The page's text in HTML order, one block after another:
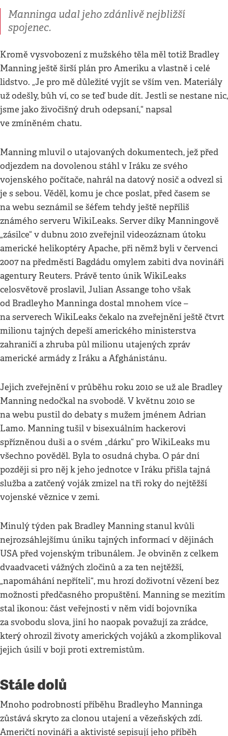
Manninga udal jeho zdánlivě nejbližší
spojenec.
Kromě vysvobození z mužského těla měl totiž Bradley
Manning ještě širší plán pro Ameriku a vlastně i celé
lidstvo. „Je pro mě důležité vyjít se vším ven. Materiály
už odešly, bůh ví, co se teď bude dít. Jestli se nestane nic,
jsme jako živočišný druh odepsaní,“ napsal
ve zmíněném chatu.
Manning mluvil o utajovaných dokumentech, jež před
odjezdem na dovolenou stáhl v Iráku ze svého
vojenského počítače, nahrál na datový nosič a odvezl si
je s sebou. Věděl, komu je chce poslat, před časem se
na webu seznámil se šéfem tehdy ještě nepříliš
známého serveru WikiLeaks. Server díky Manningově
„zásilce“ v dubnu 2010 zveřejnil videozáznam útoku
americké helikoptéry Apache, při němž byli v červenci
2007 na předměstí Bagdádu omylem zabiti dva novináři
agentury Reuters. Právě tento únik WikiLeaks
celosvětově proslavil, Julian Assange toho však
od Bradleyho Manninga dostal mnohem více –
na serverech WikiLeaks čekalo na zveřejnění ještě čtvrt
milionu tajných depeší amerického ministerstva
zahraničí a zhruba půl milionu utajených zpráv
americké armády z Iráku a Afghánistánu.
Jejich zveřejnění v průběhu roku 2010 se už ale Bradley
Manning nedočkal na svobodě. V květnu 2010 se
na webu pustil do debaty s mužem jménem Adrian
Lamo. Manning tušil v bisexuálním hackerovi
spřízněnou duši a o svém „dárku“ pro WikiLeaks mu
všechno pověděl. Byla to osudná chyba. O pár dní
později si pro něj k jeho jednotce v Iráku přišla tajná
služba a zatčený voják zmizel na tři roky do nejtěžší
vojenské věznice v zemi.
Minulý týden pak Bradley Manning stanul kvůli
nejrozsáhlejšímu úniku tajných informací v dějinách
USA před vojenským tribunálem. Je obviněn z celkem
dvaadvaceti vážných zločinů a za ten nejtěžší,
„napomáhání nepříteli“, mu hrozí doživotní vězení bez
možnosti předčasného propuštění. Manning se mezitím
stal ikonou: část veřejnosti v něm vidí bojovníka
za svobodu slova, jiní ho naopak považují za zrádce,
který ohrozil životy amerických vojáků a zkomplikoval
jejich úsilí v boji proti extremistům.
Stále dolů
Mnoho podrobností příběhu Bradleyho Manninga
zůstává skryto za clonou utajení a vězeňských zdí.
Američtí novináři a aktivisté sepisují jeho příběh